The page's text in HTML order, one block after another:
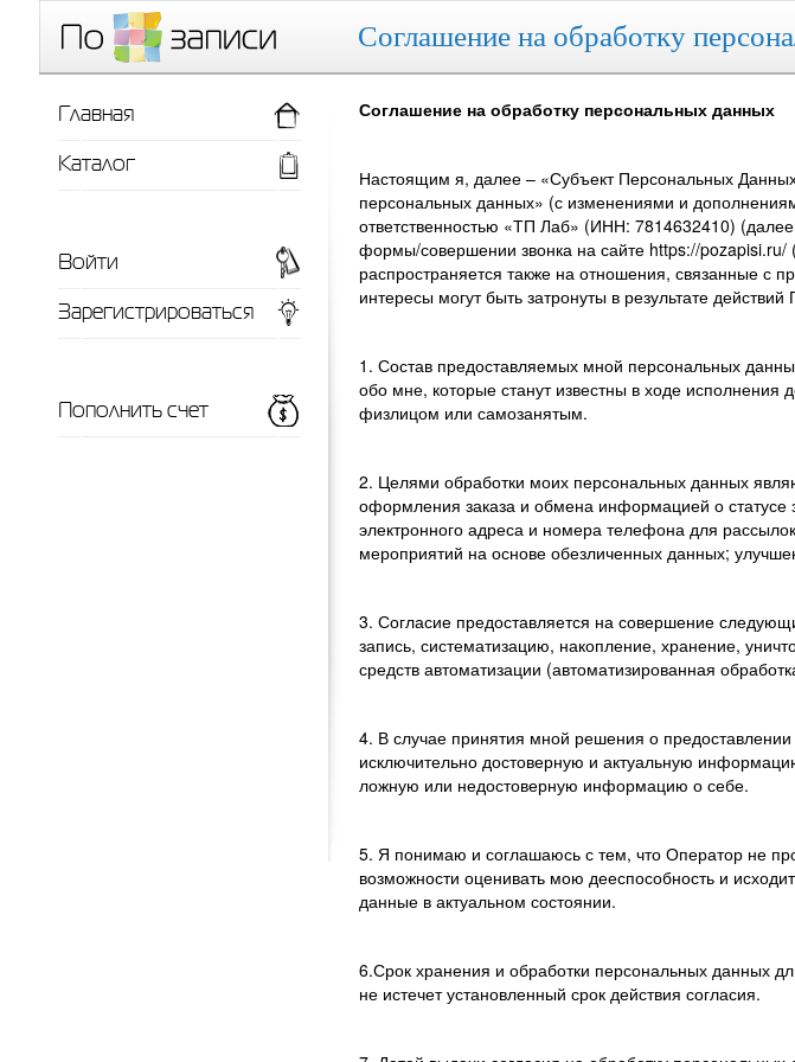
Соглашение на обработку
Соглашение на обработку персональных данных
Настоящим я, далее – «Субъект Персональных
персональных данных» (с изменениями и
ответственностью «ТП Лаб» (ИНН: 7814632410)
формы/совершении звонка на сайте https://
распространяется также на отношения, связанные с
интересы могут быть затронуты в результате
1. Состав предоставляемых мной персональных
обо мне, которые станут известны в ходе
физлицом или самозанятым.
2. Целями обработки моих персональных данных
оформления заказа и обмена информацией о
электронного адреса и номера телефона для
мероприятий на основе обезличенных данных;
3. Согласие предоставляется на совершение
запись, систематизацию, накопление, хранение,
средств автоматизации (автоматизированная
4. В случае принятия мной решения о
исключительно достоверную и актуальную
ложную или недостоверную информацию о себе.
5. Я понимаю и соглашаюсь с тем, что Оператор не
возможности оценивать мою дееспособность и
данные в актуальном состоянии.
6.Срок хранения и обработки персональных данных
не истечет установленный срок действия согласия.
Главная
Каталог
Войти
Зарегистрироваться
Пополнить счет